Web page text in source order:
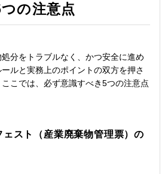
の注意点
分をトラブルなく、かつ安全に進め
ルと実務上のポイントの双方を押さ
こでは、必ず意識すべき5つの注意点
スト（産業廃棄物管理票）の